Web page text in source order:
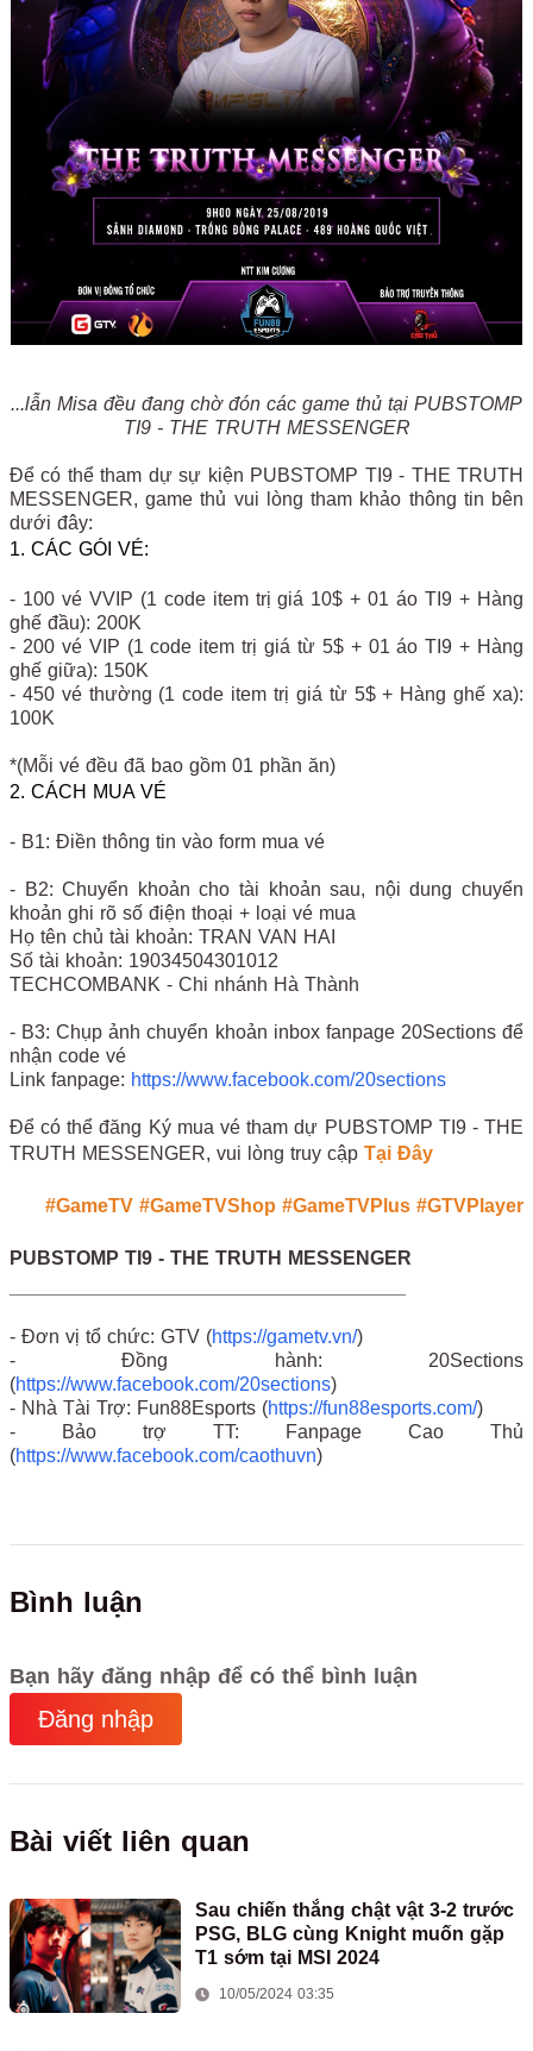
...lẫn Misa đều đang chờ đón các game thủ tại PUBSTOMP
TI9 - THE TRUTH MESSENGER
Để có thể tham dự sự kiện PUBSTOMP TI9 - THE TRUTH
MESSENGER, game thủ vui lòng tham khảo thông tin bên
dưới đây:
1. CÁC GÓI VÉ:
- 100 vé VVIP (1 code item trị giá 10$ + 01 áo TI9 + Hàng
ghế đầu): 200K
- 200 vé VIP (1 code item trị giá từ 5$ + 01 áo TI9 + Hàng
ghế giữa): 150K
- 450 vé thường (1 code item trị giá từ 5$ + Hàng ghế xa):
100K
*(Mỗi vé đều đã bao gồm 01 phần ăn)
2. CÁCH MUA VÉ
- B1: Điền thông tin vào form mua vé
- B2: Chuyển khoản cho tài khoản sau, nội dung chuyển
khoản ghi rõ số điện thoại + loại vé mua
Họ tên chủ tài khoản: TRAN VAN HAI
Số tài khoản: 19034504301012
TECHCOMBANK - Chi nhánh Hà Thành
- B3: Chụp ảnh chuyển khoản inbox fanpage 20Sections để
nhận code vé
Link fanpage: https://www.facebook.com/20sections
Để có thể đăng Ký mua vé tham dự PUBSTOMP TI9 - THE
TRUTH MESSENGER, vui lòng truy cập Tại Đây
#GameTV #GameTVShop #GameTVPlus #GTVPlayer
PUBSTOMP TI9 - THE TRUTH MESSENGER
- Đơn vị tổ chức: GTV (https://gametv.vn/)
- Đồng hành: 20Sections
(https://www.facebook.com/20sections)
- Nhà Tài Trợ: Fun88Esports (https://fun88esports.com/)
- Bảo trợ TT: Fanpage Cao Thủ
(https://www.facebook.com/caothuvn)
Bình luận
Bạn hãy đăng nhập để có thể bình luận
Đăng nhập
Bài viết liên quan
Sau chiến thắng chật vật 3-2 trước
PSG, BLG cùng Knight muốn gặp
T1 sớm tại MSI 2024
10/05/2024 03:35